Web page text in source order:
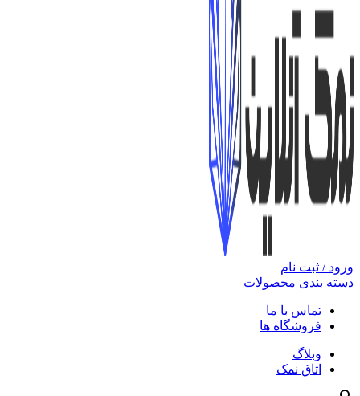
ورود / ثبت نام
دسته بندی محصولات
تماس با ما
فروشگاه ها
وبلاگ
اتاق نمک